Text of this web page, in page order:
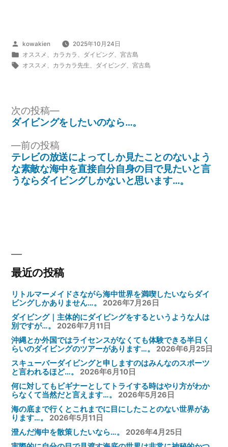
投
稿
者:
kowakien
2025年10月24日
カ
テ
オススメ カラカラ ダイビング、 宮古島
タ
オススメ カラカラ先生 ダイビング、 宮古島
稿
ナ
ビ
ョ
ン
前の投稿
の
投
稿:
テレビの放送によってしか見たことのないよう
な素敵な海中を直接自分自身の目で見たいと言
うならダイビングしかないと思います…。
次の投稿
次
の
ダイビングをしたいのなら…。
最近の投稿
リトルマーメイドさながら海中世界を満喫したいならダイ
ビングしかありません…。
2026年7月26日
ダイビング｜主体的にダイビングをするというような人は
別ですが…。
2026年7月11日
沖縄とか外国ではライセンスがなくても体験できる半日く
らいのダイビングのツアーがあります…。
2026年6月25日
スキューバーダイビングと申しますのはみんなのスポーツ
と言われるほど…。
2026年6月10日
何に対してもビギナーとしてトライする時はやり方がわか
らなくて当然だと言えます…。
2026年5月26日
海の底まで行くとこれまでに目にしたことのない世界があ
ります…。
2026年5月11日
澄んだ海中を散策したいなら…。
2026年4月25日